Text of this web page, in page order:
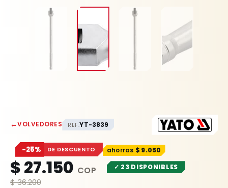
←VOLVEDORES REF.YT-3839
−25% DE DESCUENTO $ 9.050
$36.200
$27.150 ✓ 23 DISPONIBLES